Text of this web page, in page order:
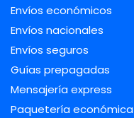
Envíos económicos
Envíos nacionales
Envíos seguros
Guías prepagadas
Mensajería express
Paquetería económica